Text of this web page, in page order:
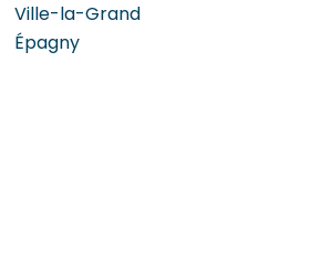
Ville-la-Grand
Épagny